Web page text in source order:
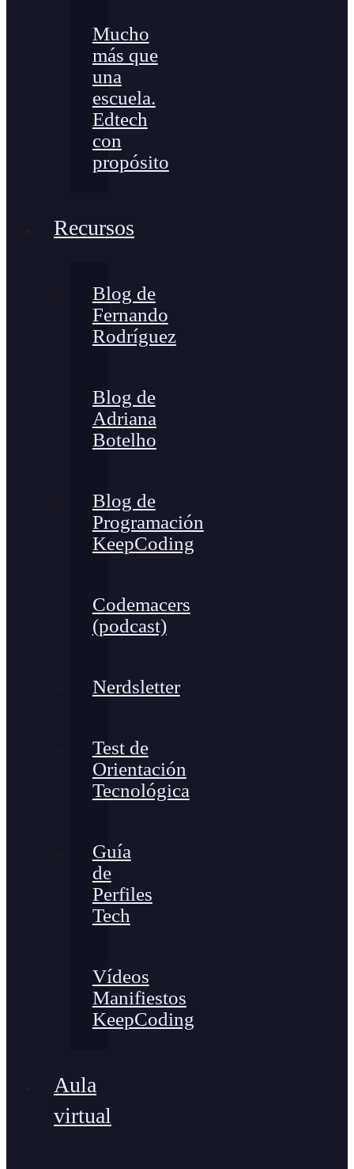
Mucho
más que
una
escuela.
Edtech
con
propósito
Recursos
Blog de
Fernando
Rodríguez
Blog de
Adriana
Botelho
Blog de
Programación
KeepCoding
Codemacers
(podcast)
Nerdsletter
Test de
Orientación
Tecnológica
Guía
de
Perfiles
Tech
Vídeos
Manifiestos
KeepCoding
Aula
virtual